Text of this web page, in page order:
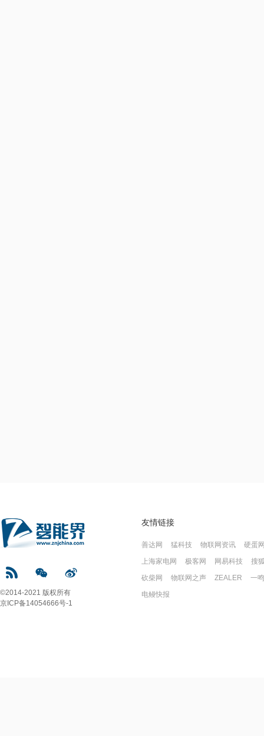
©2014-2021 版权所有
京ICP备14054666号-1
友情链接
善达网 猛科技 物联网资讯
硬蛋
上海家电网
极客网 网易科技
搜
砍柴网
物联网之声 ZEALER
一
电鳗快报